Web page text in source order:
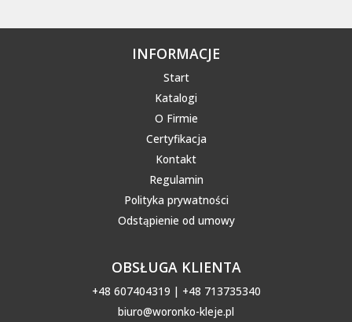
INFORMACJE
Start
Katalogi
O Firmie
Certyfikacja
Kontakt
Regulamin
Polityka prywatności
Odstąpienie od umowy
OBSŁUGA KLIENTA
+48 607404319 | +48 713735340
biuro@woronko-kleje.pl